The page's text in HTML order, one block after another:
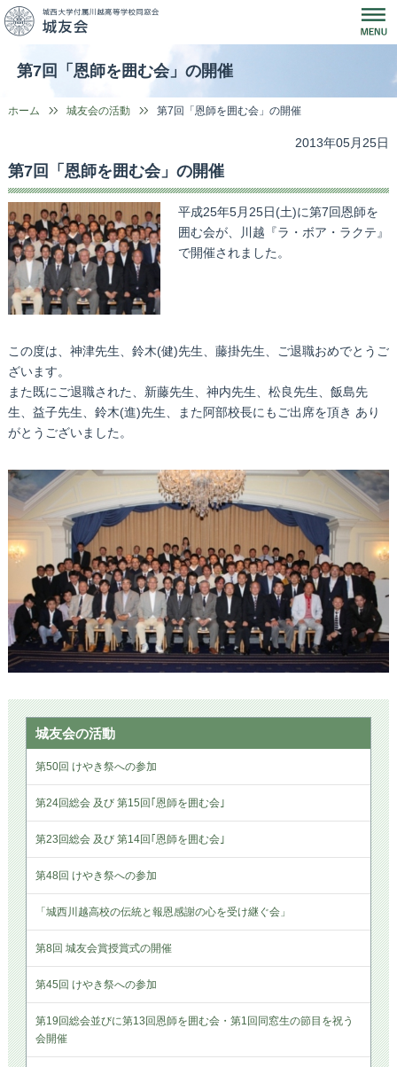
第7回「恩師を囲む会」の開催
ホーム 城友会の活動 第7回「恩師を囲む会」の開催
2013年05月25日
第7回「恩師を囲む会」の開催
平成25年5月25日(土)に第7回恩師を
囲む会が、川越『ラ・ボア・ラクテ』
で開催されました。
この度は、神津先生、鈴木(健)先生、藤掛先生、ご退職おめでとうご
ざいます。
また既にご退職された、新藤先生、神内先生、松良先生、飯島先
生、益子先生、鈴木(進)先生、また阿部校長にもご出席を頂き あり
がとうございました。
城友会の活動
第50回 けやき祭への参加
第24回総会 及び 第15回｢恩師を囲む会｣
第23回総会 及び 第14回｢恩師を囲む会｣
第48回 けやき祭への参加
「城西川越高校の伝統と報恩感謝の心を受け継ぐ会」
第8回 城友会賞授賞式の開催
第45回 けやき祭への参加
第19回総会並びに第13回恩師を囲む会・第1回同窓生の節目を祝う
会開催